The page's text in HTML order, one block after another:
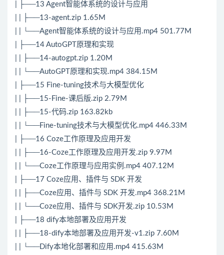
| ├──13 Agent智能体系统的设计与应用
| | ├──13-agent.zip 1.65M
| | └──Agent智能体系统的设计与应用.mp4 501.77M
| ├──14 AutoGPT原理和实现
| | ├──14-autogpt.zip 1.20M
| | └──AutoGPT原理和实现.mp4 384.15M
| ├──15 Fine-tuning技术与大模型优化
| | ├──15-Fine-课后版.zip 2.79M
| | ├──15-代码.zip 163.82kb
| | └──Fine-tuning技术与大模型优化.mp4 446.33M
| ├──16 Coze工作原理及应用开发
| | ├──16-Coze工作原理及应用开发.zip 9.97M
| | └──Coze工作原理与应用实例.mp4 407.12M
| ├──17 Coze应用、插件与 SDK 开发
| | ├──Coze应用、插件与 SDK 开发.mp4 368.21M
| | └──Coze应用、插件与 SDK开发.zip 10.53M
| ├──18 dify本地部署及应用开发
| | ├──18-dify本地部署及应用开发-v1.zip 7.60M
| | └──Dify本地化部署和应用.mp4 415.63M